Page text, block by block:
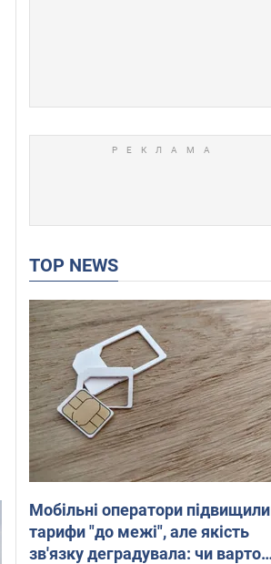
TOP NEWS
Мобільні оператори підвищили
тарифи "до межі", але якість
зв'язку деградувала: чи варто